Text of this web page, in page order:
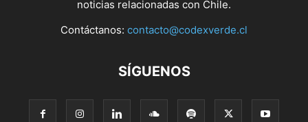
noticias relacionadas con Chile.
Contáctanos: contacto@codexverde.cl
SÍGUENOS